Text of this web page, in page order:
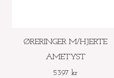
ØRERINGER M/HJERTE
AMETYST
5397 kr